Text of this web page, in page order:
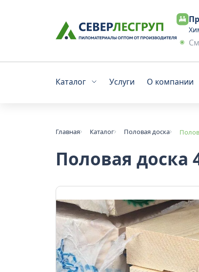
Каталог Услуги О компании
Главная Каталог Половая доска
Половая доска